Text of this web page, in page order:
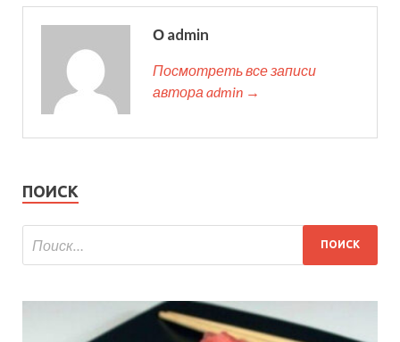
О admin
Посмотреть все записи
автора admin →
ПОИСК